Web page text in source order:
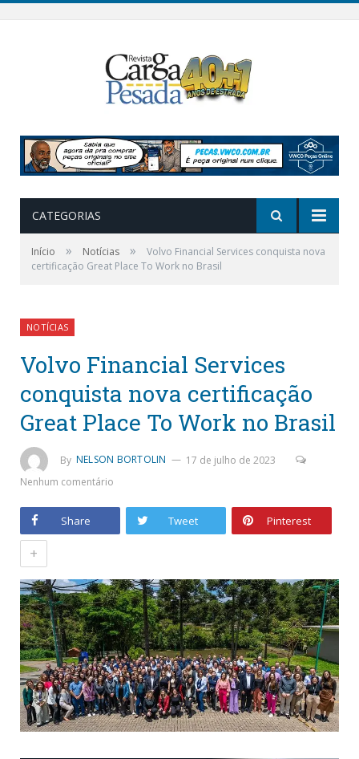
CATEGORIAS
Início » Notícias »
Volvo Financial Services conquista nova
certificação Great Place To Work no Brasil
NOTÍCIAS
Volvo Financial Services
conquista nova certificação
Great Place To Work no Brasil
By NELSON BORTOLIN
17 de julho de 2023
Nenhum comentário
Share Tweet Pinterest
+